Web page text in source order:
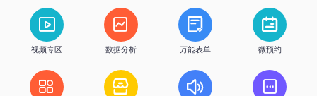

视频专区

数据分析

万能表单

微预约
   